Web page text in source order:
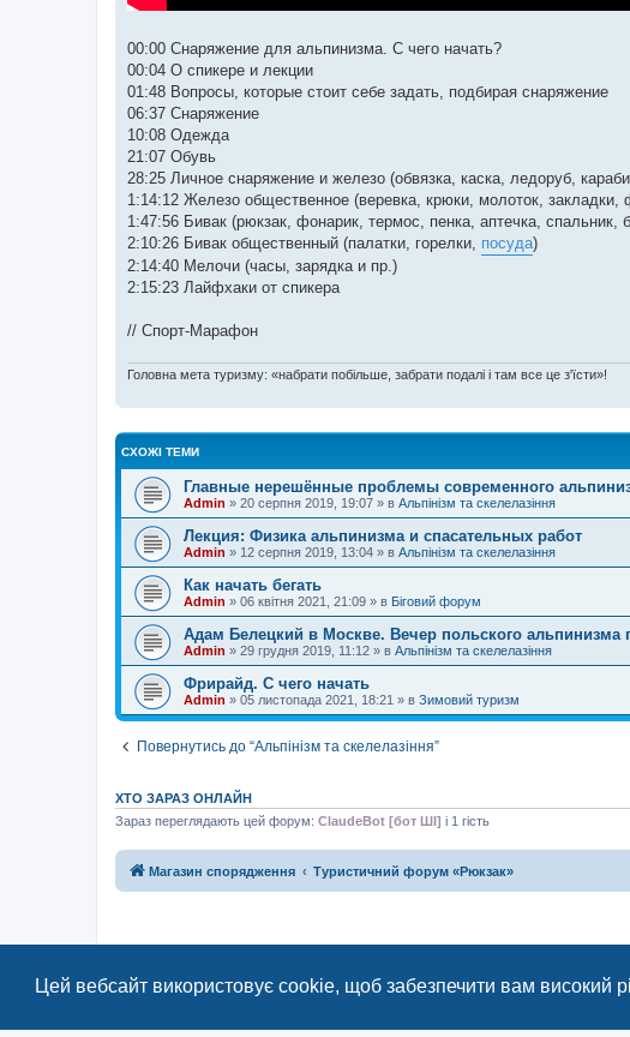
Цей вебсайт використовує cookie, щоб забезпечити вам високий
00:00​ Снаряжение для альпинизма. С чего начать?
00:04​ О спикере и лекции
01:48​ Вопросы, которые стоит себе задать, подбирая снаряжение
06:37​ Снаряжение
10:08​ Одежда
21:07​ Обувь
28:25​ Личное снаряжение и железо (обвязка, каска, ледоруб,
1:14:12​ Железо общественное (веревка, крюки, молоток,
1:47:56​ Бивак (рюкзак, фонарик, термос, пенка, аптечка, спальник,
2:10:26​ Бивак общественный (палатки, горелки, посуда)
2:14:40​ Мелочи (часы, зарядка и пр.)
2:15:23​ Лайфхаки от спикера
// Спорт-Марафон
Головна мета туризму: «набрати побільше, забрати подалі і там все це з'їсти»!
СХОЖІ ТЕМИ
Главные нерешённые проблемы современного
Admin » 20 серпня 2019, 19:07 » в Альпінізм та скелелазіння
Лекция: Физика альпинизма и спасательных работ
Admin » 12 серпня 2019, 13:04 » в Альпінізм та скелелазіння
Как начать бегать
Admin » 06 квітня 2021, 21:09 » в Біговий форум
Адам Белецкий в Москве. Вечер польского альпинизма
Admin » 29 грудня 2019, 11:12 » в Альпінізм та скелелазіння
Фрирайд. С чего начать
Admin » 05 листопада 2021, 18:21 » в Зимовий туризм
Повернутись до “Альпінізм та скелелазіння”
ХТО ЗАРАЗ ОНЛАЙН
Зараз переглядають цей форум: ClaudeBot [бот ШІ] і 1 гість
Магазин спорядження Туристичний форум «Рюкзак»